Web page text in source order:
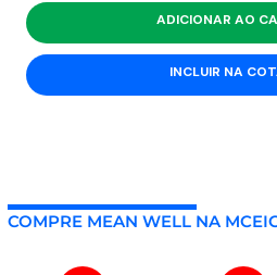
ADICIONAR AO
INCLUIR NA
COMPRE MEAN WELL NA